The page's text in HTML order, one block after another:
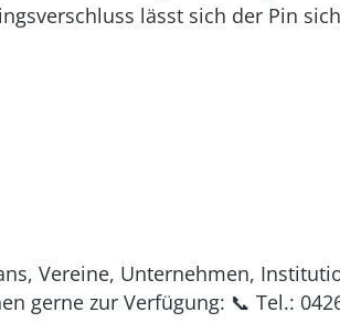
lässt sich der Pin
Vereine, Unternehmen,
gerne zur Verfügung: 📞 Tel.: